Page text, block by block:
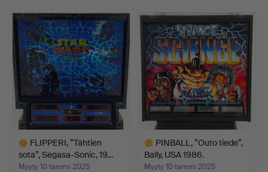
And if you get tired of pinball, you can always queue up
a great track on the jukebox, play a game of mechanical
table soccer, or give those one-armed bandits a spin. A
pair of bumper cars rounds out the collection—just to
complete that truly authentic vibe.
Welcome to Stadsauktion Sundsvall!
FLIPPERI, ”Tähtien
sota”, Segasa-Sonic, 19…
Myyty 10 tammi 2025
PINBALL, ”Outo tiede”,
Bally, USA 1986.
Myyty 10 tammi 2025